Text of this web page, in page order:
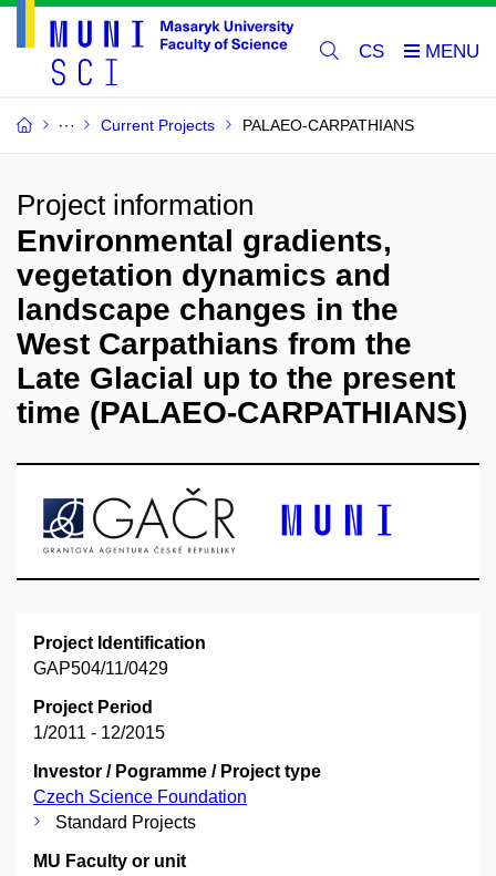
CS
Current Projects PALAEO-CARPATHIANS
Project information
Environmental gradients,
vegetation dynamics and
landscape changes in the
West Carpathians from the
Late Glacial up to the present
time (PALAEO-CARPATHIANS)
Project Identification
GAP504/11/0429
Project Period
1/2011 - 12/2015
Investor / Pogramme / Project type
Czech Science Foundation
Standard Projects
MU Faculty or unit